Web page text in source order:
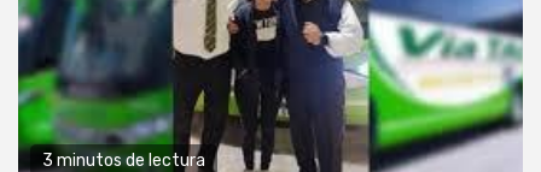
3 minutos de lectura